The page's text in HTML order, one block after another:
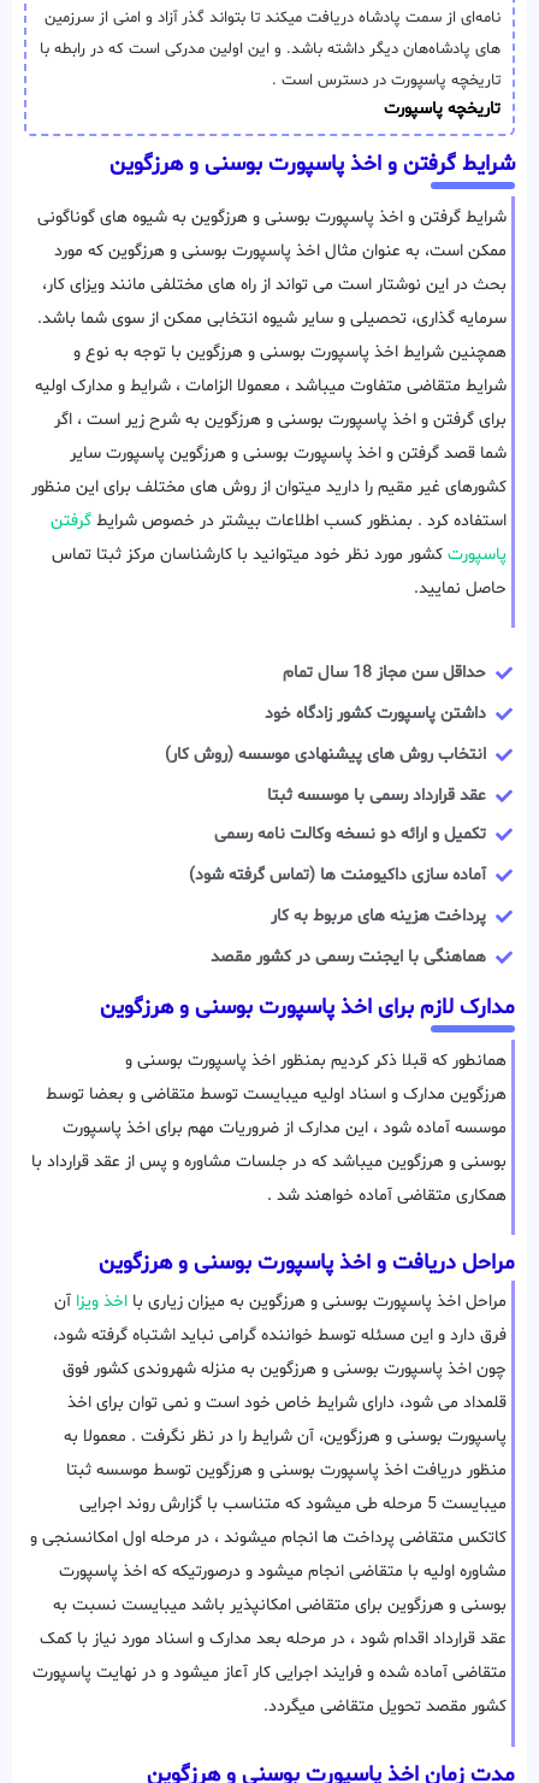
نامه‌ای از سمت پادشاه دریافت میکند تا بتواند گذر آزاد و امنی از سرزمین
های پادشاه‌هان دیگر داشته باشد. و این اولین مدرکی است که در رابطه با
تاریخچه پاسپورت در دسترس است .
تاریخچه پاسپورت
شرایط گرفتن و اخذ پاسپورت بوسنی و هرزگوین
شرایط گرفتن و اخذ پاسپورت بوسنی و هرزگوین به شیوه های گوناگونی
ممکن است، به عنوان مثال اخذ پاسپورت بوسنی و هرزگوین که مورد
بحث در این نوشتار است می تواند از راه های مختلفی مانند ویزای کار،
سرمایه گذاری، تحصیلی و سایر شیوه انتخابی ممکن از سوی شما باشد.
همچنین شرایط اخذ پاسپورت بوسنی و هرزگوین با توجه به نوع و
شرایط متقاضی متفاوت میباشد ، معمولا الزامات ، شرایط و مدارک اولیه
برای گرفتن و اخذ پاسپورت بوسنی و هرزگوین به شرح زیر است ، اگر
شما قصد گرفتن و اخذ پاسپورت بوسنی و هرزگوین پاسپورت سایر
کشورهای غیر مقیم را دارید میتوان از روش های مختلف برای این منظور
استفاده کرد . بمنظور کسب اطلاعات بیشتر در خصوص شرایط گرفتن
پاسپورت کشور مورد نظر خود میتوانید با کارشناسان مرکز ثبتا تماس
حاصل نمایید.
حداقل سن مجاز 18 سال تمام
داشتن پاسپورت کشور زادگاه خود
انتخاب روش های پیشنهادی موسسه (روش کار)
عقد قرارداد رسمی با موسسه ثبتا
تکمیل و ارائه دو نسخه وکالت نامه رسمی
آماده سازی داکیومنت ها (تماس گرفته شود)
پرداخت هزینه های مربوط به کار
هماهنگی با ایجنت رسمی در کشور مقصد
مدارک لازم برای اخذ پاسپورت بوسنی و هرزگوین
همانطور که قبلا ذکر کردیم بمنظور اخذ پاسپورت بوسنی و
هرزگوین مدارک و اسناد اولیه میبایست توسط متقاضی و بعضا توسط
موسسه آماده شود ، این مدارک از ضروریات مهم برای اخذ پاسپورت
بوسنی و هرزگوین میباشد که در جلسات مشاوره و پس از عقد قرارداد با
همکاری متقاضی آماده خواهند شد .
مراحل دریافت و اخذ پاسپورت بوسنی و هرزگوین
مراحل اخذ پاسپورت بوسنی و هرزگوین به میزان زیاری با اخذ ویزا آن
فرق دارد و این مسئله توسط خواننده گرامی نباید اشتباه گرفته شود،
چون اخذ پاسپورت بوسنی و هرزگوین به منزله شهروندی کشور فوق
قلمداد می شود، دارای شرایط خاص خود است و نمی توان برای اخذ
پاسپورت بوسنی و هرزگوین، آن شرایط را در نظر نگرفت . معمولا به
منظور دریافت اخذ پاسپورت بوسنی و هرزگوین توسط موسسه ثبتا
میبایست 5 مرحله طی میشود که متناسب با گزارش روند اجرایی
کاتکس متقاضی پرداخت ها انجام میشوند ، در مرحله اول امکانسنجی و
مشاوره اولیه با متقاضی انجام میشود و درصورتیکه که اخذ پاسپورت
بوسنی و هرزگوین برای متقاضی امکانپذیر باشد میبایست نسبت به
عقد قرارداد اقدام شود ، در مرحله بعد مدارک و اسناد مورد نیاز با کمک
متقاضی آماده شده و فرایند اجرایی کار آعاز میشود و در نهایت پاسپورت
کشور مقصد تحویل متقاضی میگردد.
مدت زمان اخذ پاسپورت بوسنی و هرزگوین